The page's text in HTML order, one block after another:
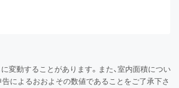
変動することがあります。また、室内面積につい
によるおおよその数値であることをご了承下さ